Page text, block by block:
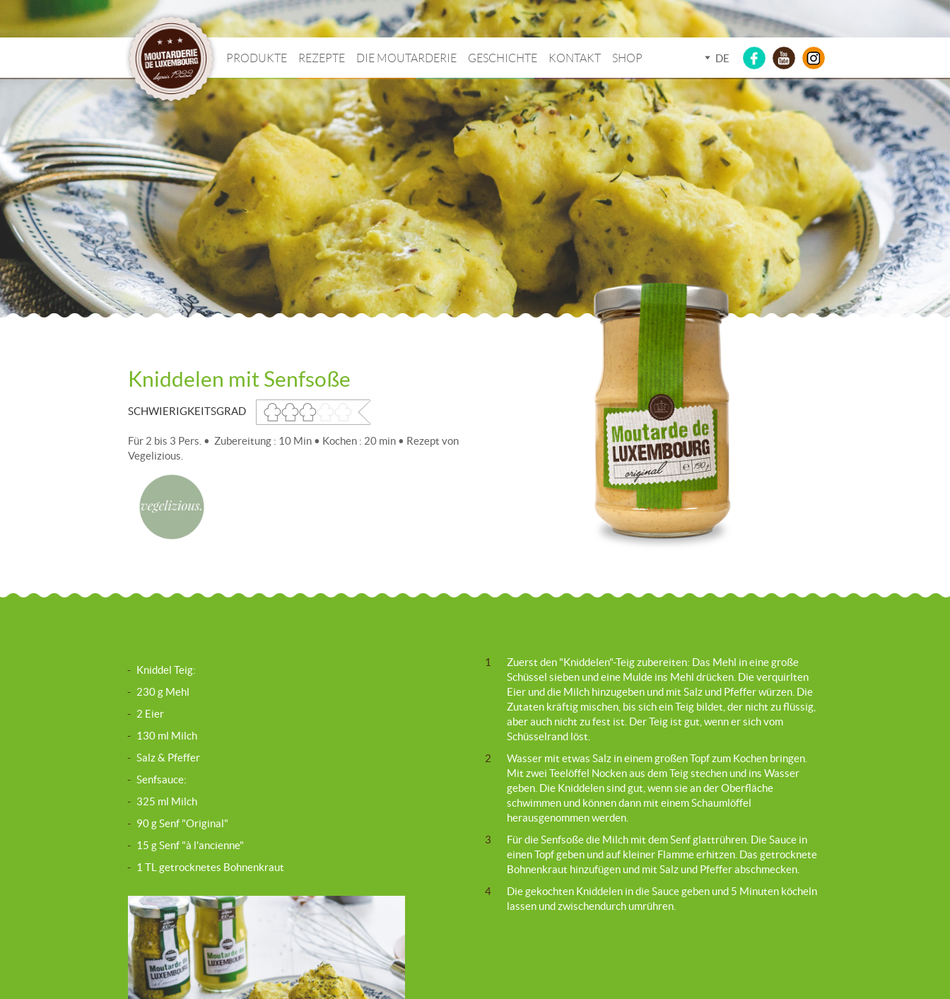
PRODUKTE REZEPTE DIE MOUTARDERIE GESCHICHTE KONTAKT SHOP DE
Kniddelen mit Senfsoße
SCHWIERIGKEITSGRAD
Für 2 bis 3 Pers. • Zubereitung : 10 Min • Kochen : 20 min • Rezept von
Vegelizious.
- Kniddel Teig:
- 230 g Mehl
- 2 Eier
- 130 ml Milch
- Salz & Pfeffer
- Senfsauce:
- 325 ml Milch
- 90 g Senf "Original"
- 15 g Senf "à l'ancienne"
- 1 TL getrocknetes Bohnenkraut
1
Zuerst den "Kniddelen"-Teig zubereiten: Das Mehl in eine große
Schüssel sieben und eine Mulde ins Mehl drücken. Die verquirlten
Eier und die Milch hinzugeben und mit Salz und Pfeffer würzen. Die
Zutaten kräftig mischen, bis sich ein Teig bildet, der nicht zu flüssig,
aber auch nicht zu fest ist. Der Teig ist gut, wenn er sich vom
Schüsselrand löst.
2
Wasser mit etwas Salz in einem großen Topf zum Kochen bringen.
Mit zwei Teelöffel Nocken aus dem Teig stechen und ins Wasser
geben. Die Kniddelen sind gut, wenn sie an der Oberfläche
schwimmen und können dann mit einem Schaumlöffel
herausgenommen werden.
3
Für die Senfsoße die Milch mit dem Senf glattrühren. Die Sauce in
einen Topf geben und auf kleiner Flamme erhitzen. Das getrocknete
Bohnenkraut hinzufügen und mit Salz und Pfeffer abschmecken.
4
Die gekochten Kniddelen in die Sauce geben und 5 Minuten köcheln
lassen und zwischendurch umrühren.